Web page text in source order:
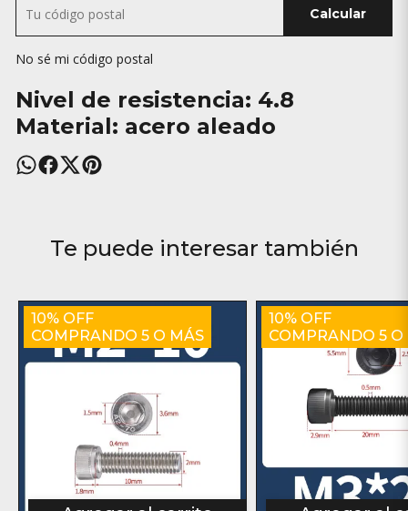
Calcular
No sé mi código postal
Nivel de resistencia: 4.8
Material: acero aleado
Te puede interesar también
10% OFF
COMPRANDO 5 O MÁS
10% OFF
COMPRANDO 5 O